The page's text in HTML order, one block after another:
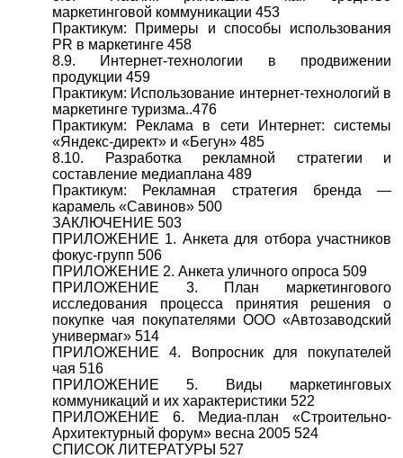
маркетинговой коммуникации 453
Практикум: Примеры и способы использования
PR в маркетинге 458
8.9. Интернет-технологии в продвижении
продукции 459
Практикум: Использование интернет-технологий в
маркетинге туризма..476
Практикум: Реклама в сети Интернет: системы
«Яндекс-директ» и «Бегун» 485
8.10. Разработка рекламной стратегии и
составление медиаплана 489
Практикум: Рекламная стратегия бренда —
карамель «Савинов» 500
ЗАКЛЮЧЕНИЕ 503
ПРИЛОЖЕНИЕ 1. Анкета для отбора участников
фокус-групп 506
ПРИЛОЖЕНИЕ 2. Анкета уличного опроса 509
ПРИЛОЖЕНИЕ 3. План маркетингового
исследования процесса принятия решения о
покупке чая покупателями ООО «Автозаводский
универмаг» 514
ПРИЛОЖЕНИЕ 4. Вопросник для покупателей
чая 516
ПРИЛОЖЕНИЕ 5. Виды маркетинговых
коммуникаций и их характеристики 522
ПРИЛОЖЕНИЕ 6. Медиа-план «Строительно-
Архитектурный форум» весна 2005 524
СПИСОК ЛИТЕРАТУРЫ 527